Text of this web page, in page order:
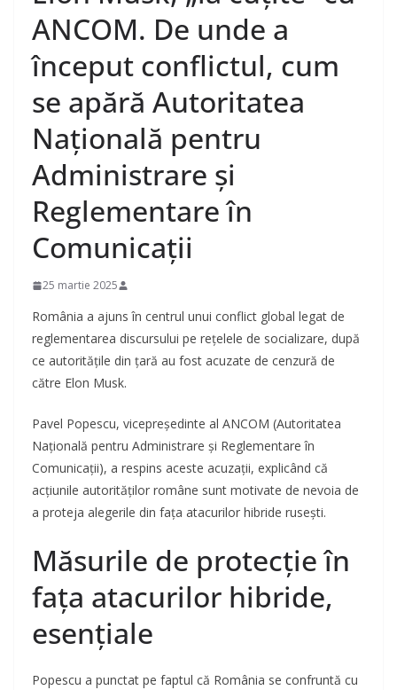
ANCOM. De unde a
început conflictul, cum
se apără Autoritatea
Națională pentru
Administrare și
Reglementare în
Comunicații
25 martie 2025
România a ajuns în centrul unui conflict global legat de
reglementarea discursului pe rețelele de socializare, după
ce autoritățile din țară au fost acuzate de cenzură de
către Elon Musk.
Pavel Popescu, vicepreședinte al ANCOM (Autoritatea
Națională pentru Administrare și Reglementare în
Comunicații), a respins aceste acuzații, explicând că
acțiunile autorităților române sunt motivate de nevoia de
a proteja alegerile din fața atacurilor hibride rusești.
Măsurile de protecție în
fața atacurilor hibride,
esențiale
Popescu a punctat pe faptul că România se confruntă cu